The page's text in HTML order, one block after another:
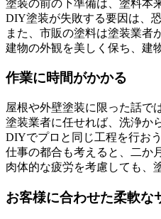
塗装の前の下準備は、塗料本
DIY塗装が失敗する要因は、
また、市販の塗料は塗装業者
建物の外観を美しく保ち、建
作業に時間がかかる
屋根や外壁塗装に限った話で
塗装業者に任せれば、洗浄か
DIYでプロと同じ工程を行お
仕事の都合も考えると、二か
肉体的な疲労を考慮しても、
お客様に合わせた柔軟な